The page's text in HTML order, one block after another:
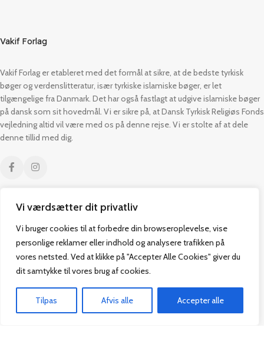
Vi værdsætter dit privatliv
Vi bruger cookies til at forbedre din browseroplevelse, vise
personlige reklamer eller indhold og analysere trafikken på
vores netsted. Ved at klikke på "Accepter Alle Cookies" giver du
dit samtykke til vores brug af cookies.
Tilpas Afvis alle Accepter alle
Vakif Forlag
Vakif Forlag er etableret med det formål at sikre, at de bedste tyrkisk
bøger og verdenslitteratur, især tyrkiske islamiske bøger, er let
tilgængelige fra Danmark. Det har også fastlagt at udgive islamiske bøger
på dansk som sit hovedmål. Vi er sikre på, at Dansk Tyrkisk Religiøs Fonds
vejledning altid vil være med os på denne rejse. Vi er stolte af at dele
denne tillid med dig.
Kontakt
Paul Bergsøes Vej 14,
2600 Glostrup
CVR: 42813915
admin@vakifforlag.dk
+45 26 24 2354
Alle Bøger
Tilbud
Om os
Kontakt